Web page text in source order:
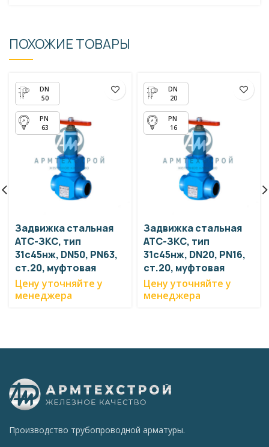
ПОХОЖИЕ ТОВАРЫ
50
63
Задвижка стальная
АТС-ЗКС, тип
31с45нж, DN50, PN63,
ст.20, муфтовая
Цену уточняйте у
менеджера
20
16
Задвижка стальная
АТС-ЗКС, тип
31с45нж, DN20, PN16,
ст.20, муфтовая
Цену уточняйте у
менеджера
Производство трубопроводной арматуры.